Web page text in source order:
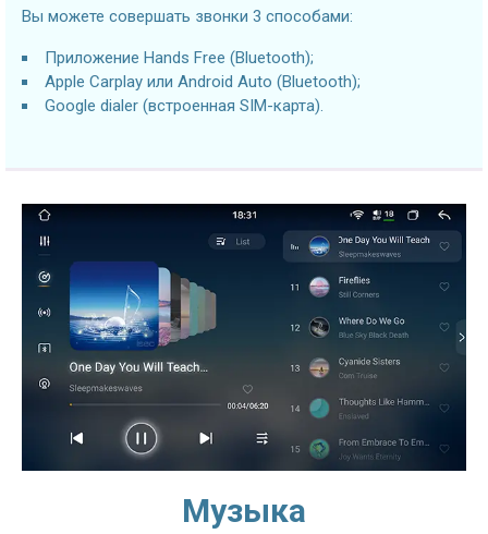
Вы можете совершать звонки 3 способами:
Приложение Hands Free (Bluetooth);
Apple Carplay или Android Auto (Bluetooth);
Google dialer (встроенная SIM-карта).
Музыка